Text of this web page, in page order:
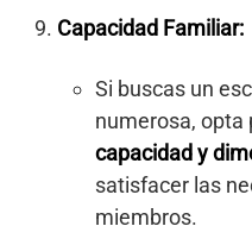
Capacidad Familiar:
Si buscas un
numerosa, opta
capacidad y
satisfacer las
miembros.